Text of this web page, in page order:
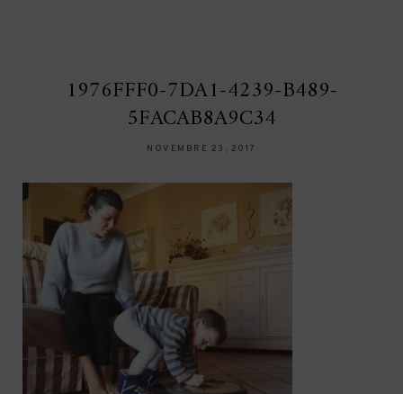
1976FFF0-7DA1-4239-B489-
5FACAB8A9C34
NOVEMBRE 23, 2017